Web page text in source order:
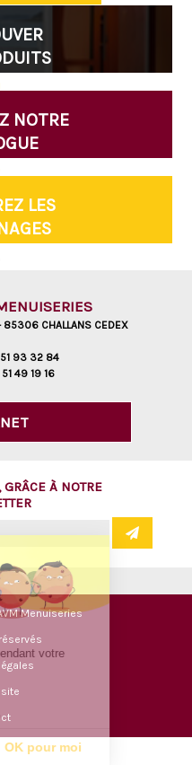
NOTRE
LES
85306 CHALLANS CEDEX
93 32 84
49 19 16
À NOTRE
Menuiseries
site
pendant votre
OK pour moi